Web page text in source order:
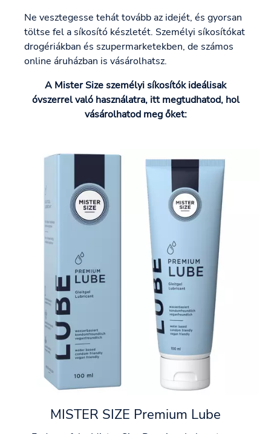
Ne vesztegesse tehát tovább az idejét, és gyorsan
töltse fel a síkosító készletét. Személyi síkosítókat
drogériákban és szupermarketekben, de számos
online áruházban is vásárolhatsz.
A Mister Size személyi síkosítók ideálisak
óvszerrel való használatra, itt megtudhatod, hol
vásárolhatod meg őket:
MISTER SIZE Premium Lube